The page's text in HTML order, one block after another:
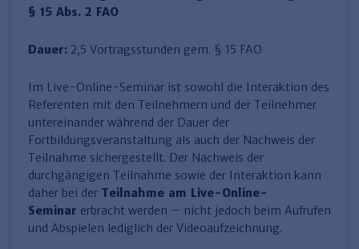
§ 15 Abs. 2 FAO
Dauer: 2,5 Vortragsstunden gem. § 15 FAO
Im Live-Online-Seminar ist sowohl die Interaktion des
Referenten mit den Teilnehmern und der Teilnehmer
untereinander während der Dauer der
Fortbildungsveranstaltung als auch der Nachweis der
Teilnahme sichergestellt. Der Nachweis der
durchgängigen Teilnahme sowie der Interaktion kann
daher bei der Teilnahme am Live-Online-
Seminar erbracht werden – nicht jedoch beim Aufrufen
und Abspielen lediglich der Videoaufzeichnung.